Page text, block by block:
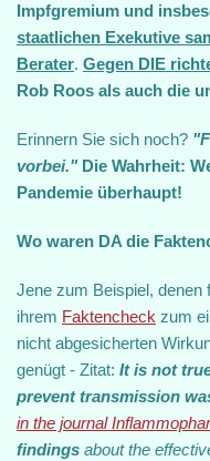
Impfgremium und
staatlichen Exekutive
Berater. Gegen DIE
Rob Roos als auch die
Erinnern Sie sich noch?
vorbei."Die Wahrheit:
Pandemie überhaupt!
Wo waren DA die
Jene zum Beispiel, denen
ihrem Faktencheck zum
nicht abgesicherten
genügt - Zitat: It is not
prevent transmission
in the journal
findings about the